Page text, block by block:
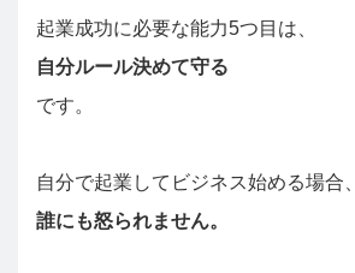
起業成功に必要な能力5つ目は、
自分ルール決めて守る
です。
自分で起業してビジネス始める場合、
誰にも怒られません。